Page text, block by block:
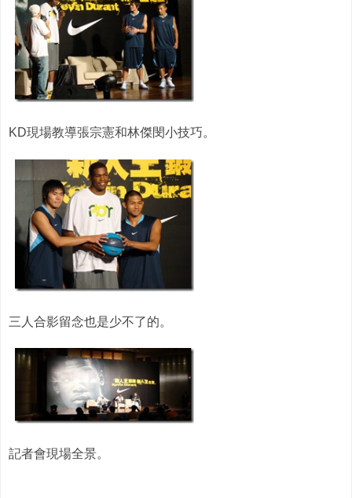
KD現場教導張宗憲和林傑閔小技巧。
三人合影留念也是少不了的。
記者會現場全景。